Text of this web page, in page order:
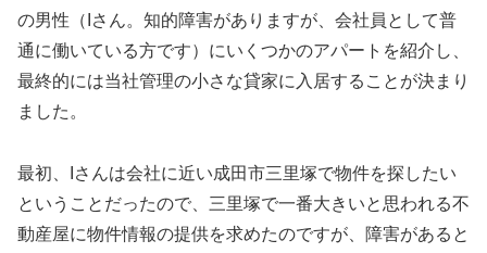
の男性（Iさん。知的障害がありますが、会社員として普
通に働いている方です）にいくつかのアパートを紹介し、
最終的には当社管理の小さな貸家に入居することが決まり
ました。
最初、Iさんは会社に近い成田市三里塚で物件を探したい
ということだったので、三里塚で一番大きいと思われる不
動産屋に物件情報の提供を求めたのですが、障害があると